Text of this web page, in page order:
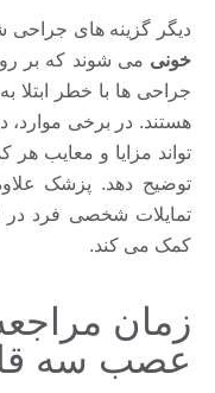
دیگر گزینه های جراحی
خونی می شوند که بر
جراحی ها با خطر
هستند. در برخی موارد،
تواند مزایا و معایب هر
توضیح دهد. پزشک
تمایلات شخصی فرد در
کمک می کند.
زمان
عصب سه